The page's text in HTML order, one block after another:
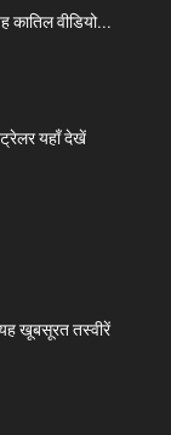
कातिल वीडियो...
यहाँ देखें
खूबसूरत तस्वीरें